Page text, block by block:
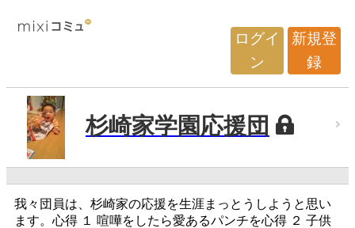
ログイ
ン
新規登
録
杉崎家学園応援団
我々団員は、杉崎家の応援を生涯まっとうしようと思い
ます。心得 １ 喧嘩をしたら愛あるパンチを心得 ２ 子供